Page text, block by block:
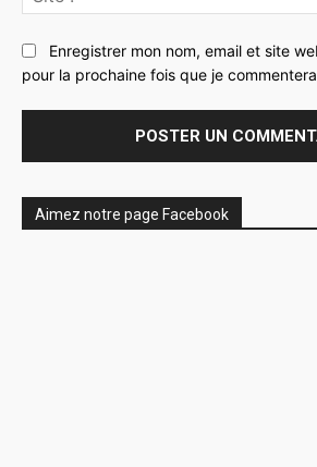
Enregistrer mon nom, email et site
pour la prochaine fois que je
Aimez notre page Facebook